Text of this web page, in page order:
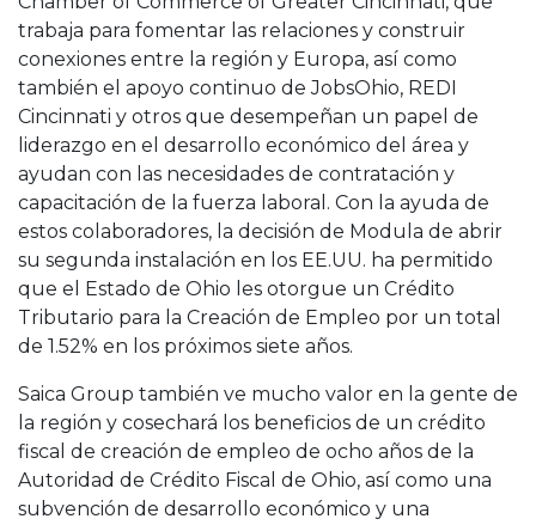
trabaja para fomentar las relaciones y construir
conexiones entre la región y Europa, así como
también el apoyo continuo de JobsOhio, REDI
Cincinnati y otros que desempeñan un papel de
liderazgo en el desarrollo económico del área y
ayudan con las necesidades de contratación y
capacitación de la fuerza laboral. Con la ayuda de
estos colaboradores, la decisión de Modula de abrir
su segunda instalación en los EE.UU. ha permitido
que el Estado de Ohio les otorgue un Crédito
Tributario para la Creación de Empleo por un total
de 1.52% en los próximos siete años.
Saica Group también ve mucho valor en la gente de
la región y cosechará los beneficios de un crédito
fiscal de creación de empleo de ocho años de la
Autoridad de Crédito Fiscal de Ohio, así como una
subvención de desarrollo económico y una